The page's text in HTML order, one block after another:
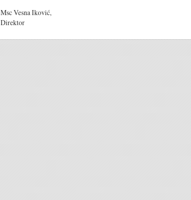
Msc Vesna Iković,
Direktor